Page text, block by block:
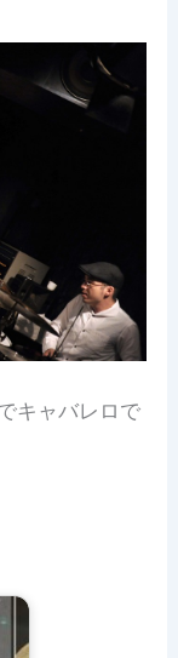
キャバレロで